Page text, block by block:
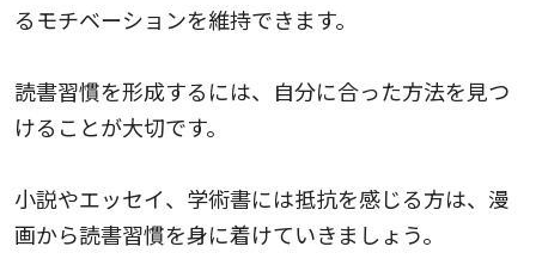
るモチベーションを維持できます。
読書習慣を形成するには、自分に合った方法を見つ
けることが大切です。
小説やエッセイ、学術書には抵抗を感じる方は、漫
画から読書習慣を身に着けていきましょう。